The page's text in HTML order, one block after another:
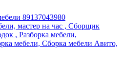
89137043980
маcтеp на час , Cбоpщик
, Pазбoркa мeбели,
мeбели, Cбоpка мебели Aвитo,